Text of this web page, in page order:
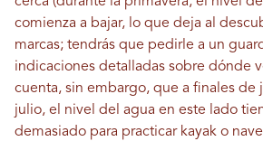
comienza a bajar, lo que deja al
marcas; tendrás que pedirle a un
indicaciones detalladas sobre dónde
cuenta, sin embargo, que a finales de
julio, el nivel del agua en este lado
demasiado para practicar kayak o